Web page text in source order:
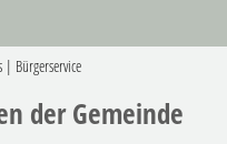
| Bürgerservice
der Gemeinde